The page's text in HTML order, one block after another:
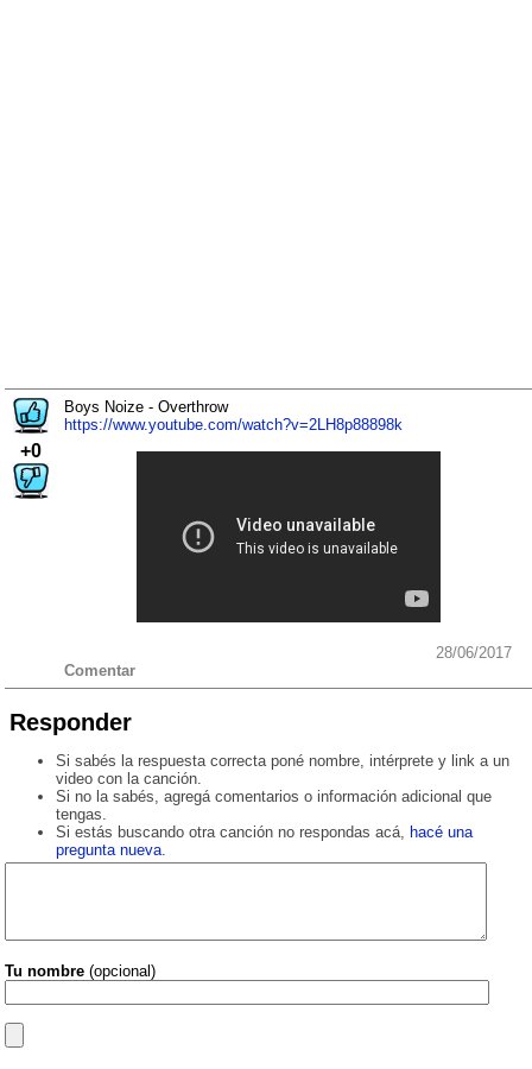
+0
Boys Noize - Overthrow
https://www.youtube.com/watch?v=2LH8p88898k
28/06/2017
Comentar
Responder
Si sabés la respuesta correcta poné nombre, intérprete y link a un
video con la canción.
Si no la sabés, agregá comentarios o información adicional que
tengas.
Si estás buscando otra canción no respondas acá, hacé una
pregunta nueva.
Tu nombre (opcional)